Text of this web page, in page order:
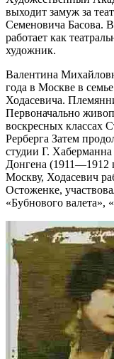
выходит замуж за
Семеновича Басова.
работает как
художник.
Валентина
года в Москве в
Ходасевича.
Первоначально
воскресных классах
Рерберга Затем
студии Г.
Донгена (1911―1912
Москву, Ходасевич
Остоженке,
«Бубнового валета»,